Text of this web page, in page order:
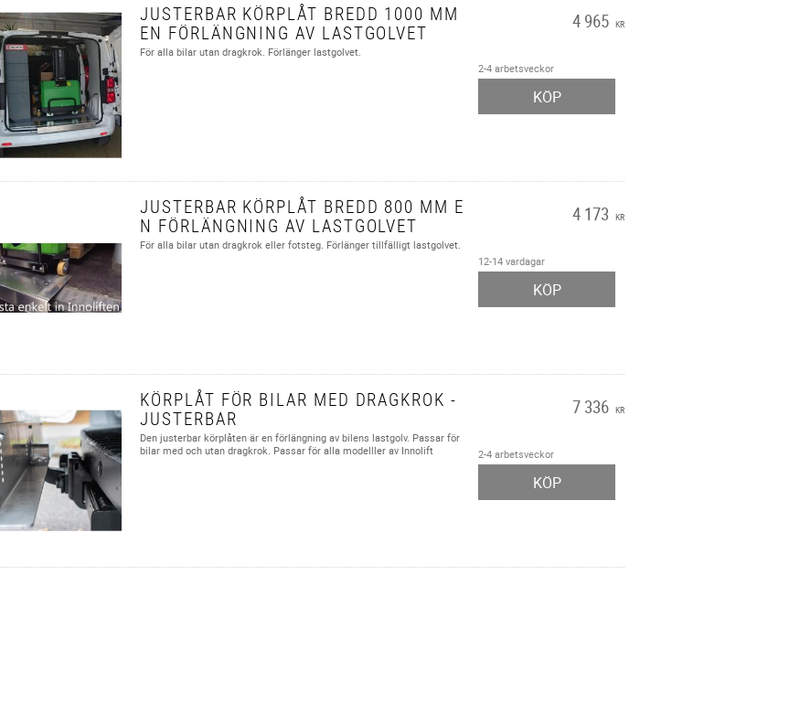
JUSTERBAR KÖRPLÅT BREDD 1000 MM
EN FÖRLÄNGNING AV LASTGOLVET
För alla bilar utan dragkrok. Förlänger lastgolvet.
4 965 KR
2-4 arbetsveckor
KÖP
JUSTERBAR KÖRPLÅT BREDD 800 MM E
N FÖRLÄNGNING AV LASTGOLVET
För alla bilar utan dragkrok eller fotsteg. Förlänger tillfälligt lastgolvet.
4 173 KR
12-14 vardagar
KÖP
KÖRPLÅT FÖR BILAR MED DRAGKROK -
JUSTERBAR
Den justerbar körplåten är en förlängning av bilens lastgolv. Passar för
bilar med och utan dragkrok. Passar för alla modelller av Innolift
7 336 KR
2-4 arbetsveckor
KÖP